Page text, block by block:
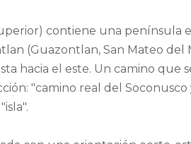
contiene una península
(Guazontlan, San Mateo del
hacia el este. Un camino que
"camino real del Soconusco